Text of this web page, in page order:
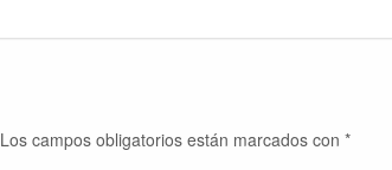
Los campos obligatorios están marcados con *